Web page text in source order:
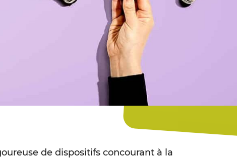
de dispositifs concourant à la